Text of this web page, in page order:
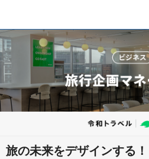
旅の未来をデザインする